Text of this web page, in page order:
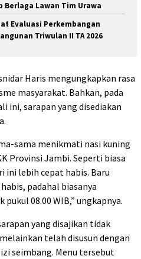
Berlaga Lawan Tim Urawa
Evaluasi Perkembangan
Triwulan II TA 2026
Haris mengungkapkan rasa
masyarakat. Bahkan, pada
ini, sarapan yang disediakan
sama menikmati nasi kuning
Provinsi Jambi. Seperti biasa
ini lebih cepat habis. Baru
padahal biasanya
08.00 WIB,” ungkapnya.
yang disajikan tidak
telah disusun dengan
seimbang. Menu tersebut